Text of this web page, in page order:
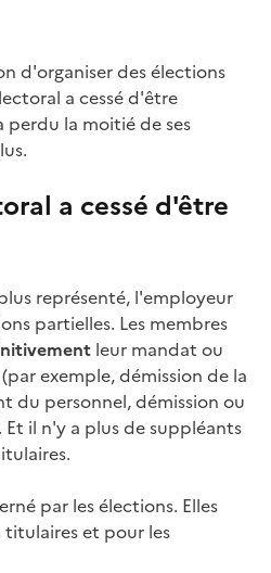
d'organiser des élections
a cessé d'être
perdu la moitié de ses
a cessé d'être
représenté, l'employeur
partielles. Les membres
leur mandat ou
exemple, démission de la
du personnel, démission ou
il n'y a plus de suppléants
par les élections. Elles
titulaires et pour les